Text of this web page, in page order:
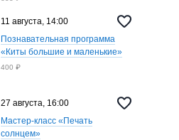
11 августа, 14:00
Познавательная программа
«Киты большие и маленькие»
400 ₽
27 августа, 16:00
Мастер-класс «Печать
солнцем»